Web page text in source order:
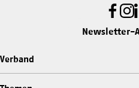
Newsletter-
Verband